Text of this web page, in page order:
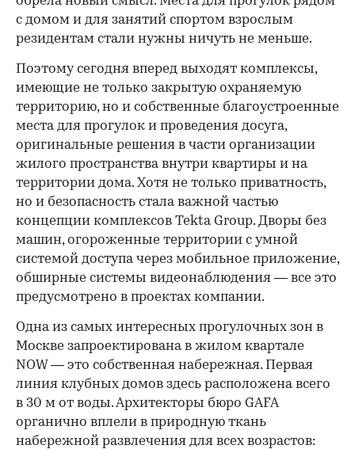
с домом и для занятий спортом взрослым
резидентам стали нужны ничуть не меньше.
Поэтому сегодня вперед выходят комплексы,
имеющие не только закрытую охраняемую
территорию, но и собственные благоустроенные
места для прогулок и проведения досуга,
оригинальные решения в части организации
жилого пространства внутри квартиры и на
территории дома. Хотя не только приватность,
но и безопасность стала важной частью
концепции комплексов Tekta Group. Дворы без
машин, огороженные территории с умной
системой доступа через мобильное приложение,
обширные системы видеонаблюдения — все это
предусмотрено в проектах компании.
Одна из самых интересных прогулочных зон в
Москве запроектирована в жилом квартале
NOW — это собственная набережная. Первая
линия клубных домов здесь расположена всего
в 30 м от воды. Архитекторы бюро GAFA
органично вплели в природную ткань
набережной развлечения для всех возрастов: